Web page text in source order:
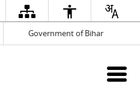
Government of Bihar